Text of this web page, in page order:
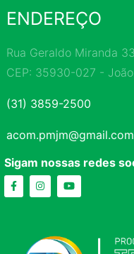
ENDEREÇO
Rua Geraldo Miranda
CEP: 35930-027 -
(31) 3859-2500
acom.pmjm@gmail.com
Sigam nossas redes